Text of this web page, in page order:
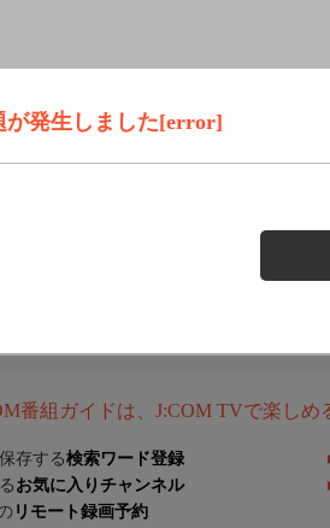
が発生しました[error]
番組ガイドは、J:COM TVで楽し
存する検索ワード登録
お気に入りチャンネル
リモート録画予約